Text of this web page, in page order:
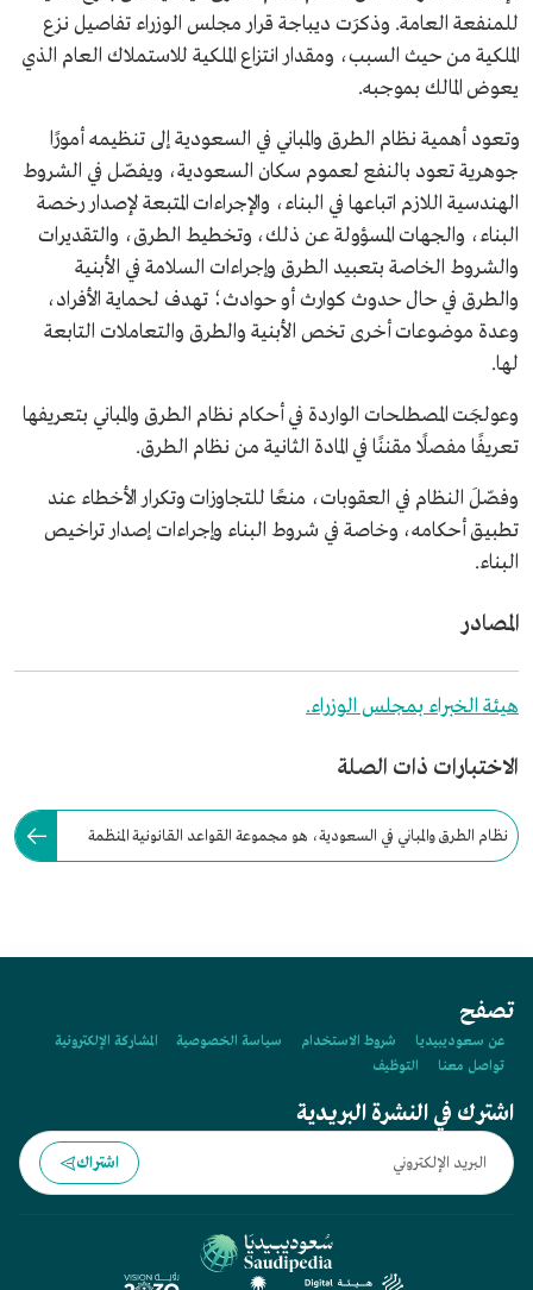
للمنفعة العامة. وذكرَت ديباجة قرار مجلس الوزراء تفاصيل نزع
الملكية من حيث السبب، ومقدار انتزاع الملكية للاستملاك العام الذي
يعوض المالك بموجبه.
وتعود أهمية نظام الطرق والمباني في السعودية إلى تنظيمه أمورًا
جوهرية تعود بالنفع لعموم سكان السعودية، ويفصّل في الشروط
الهندسية اللازم اتباعها في البناء، والإجراءات المتبعة لإصدار رخصة
البناء، والجهات المسؤولة عن ذلك، وتخطيط الطرق، والتقديرات
والشروط الخاصة بتعبيد الطرق وإجراءات السلامة في الأبنية
والطرق في حال حدوث كوارث أو حوادث؛ تهدف لحماية الأفراد،
وعدة موضوعات أخرى تخص الأبنية والطرق والتعاملات التابعة
لها.
وعولجَت المصطلحات الواردة في أحكام نظام الطرق والمباني بتعريفها
تعريفًا مفصلًا مقننًا في المادة الثانية من نظام الطرق.
وفصّلَ النظام في العقوبات، منعًا للتجاوزات وتكرار الأخطاء عند
تطبيق أحكامه، وخاصة في شروط البناء وإجراءات إصدار تراخيص
البناء.
المصادر
هيئة الخبراء بمجلس الوزراء.
الاختبارات ذات الصلة
نظام الطرق والمباني في السعودية، هو مجموعة القواعد القانونية المنظمة
تصفح
عن سعوديبيديا شروط الاستخدام سياسة الخصوصية
المشاركة الإلكترونية
تواصل معنا
التوظيف
اشترك في النشرة البريدية
اشتراك